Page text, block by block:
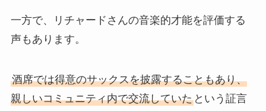
一方で、リチャードさんの音楽的才能を評価する
声もあります。
酒席では得意のサックスを披露することもあり、
親しいコミュニティ内で交流していたという証言